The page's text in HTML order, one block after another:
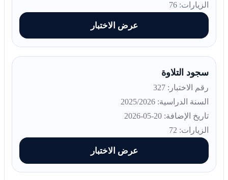
الزيارات: 76
عرض الاختبار
سجود التلاوة
رقم الاختبار: 327
السنة الدراسية: 2025/2026
تاريخ الإضافة: 20-05-2026
الزيارات: 72
عرض الاختبار